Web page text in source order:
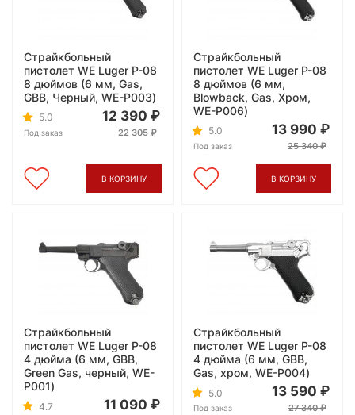
Страйкбольный
пистолет WE Luger P-08
8 дюймов (6 мм, Gas,
GBB, Черный, WE-P003)
5.0
Под заказ
12 390
22 305
В КОРЗИНУ
Страйкбольный
пистолет WE Luger P-08
8 дюймов (6 мм,
Blowback, Gas, Хром,
WE-P006)
5.0
Под заказ
13 990
25 340
В КОРЗИНУ
Страйкбольный
пистолет WE Luger P-08
4 дюйма (6 мм, GBB,
Green Gas, черный, WE-
P001)
4.7 11 090
Страйкбольный
пистолет WE Luger P-08
4 дюйма (6 мм, GBB,
Gas, хром, WE-P004)
5.0
Под заказ
13 590
27 340